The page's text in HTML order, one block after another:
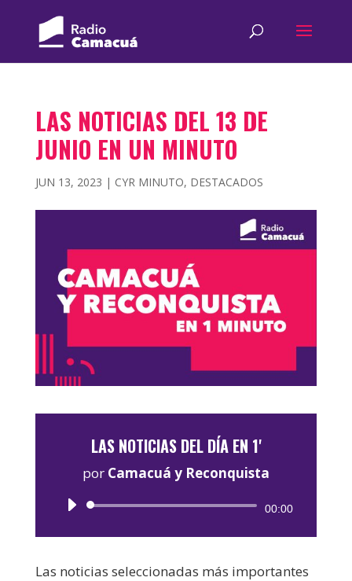
LAS NOTICIAS DEL 13 DE
JUNIO EN UN MINUTO
JUN 13, 2023 | CYR MINUTO, DESTACADOS
LAS NOTICIAS DEL DÍA EN 1'
por Camacuá y Reconquista
Reproductor
00:00
Las noticias seleccionadas más importantes